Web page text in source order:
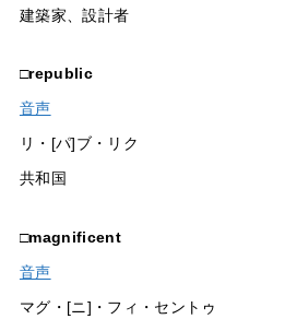
建築家、設計者
□republic
音声
リ・[パ]ブ・リク
共和国
□magnificent
音声
マグ・[ニ]・フィ・セントゥ